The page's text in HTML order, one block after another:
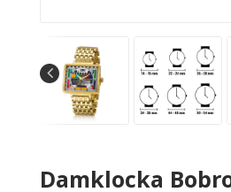
Damklocka